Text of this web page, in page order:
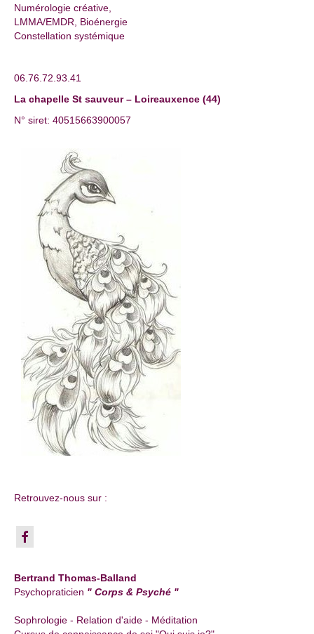
Numérologie créative,
LMMA/EMDR, Bioénergie
Constellation systémique
06.76.72.93.41
La chapelle St sauveur – Loireauxence (44)
N° siret: 40515663900057
Retrouvez-nous sur :
Bertrand Thomas-Balland
Psychopraticien " Corps & Psyché "
Sophrologie - Relation d'aide - Méditation